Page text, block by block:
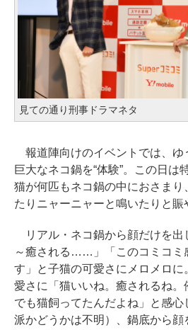
見ての通り刑事ドラマネタ
報道陣向けのイベントでは、ゆ
巨大なネコ鍋を“体験”。この日は
猫が何匹もネコ鍋の中におさまり
たりニャーニャーと鳴いたりと賑
リアル・ネコ鍋から顔だけを出
～癒される……」「このコミコミ
す」と子猫の可愛さにメロメロに
愛さに「猫いいね。癒されるね。
でも猫飼ってたんだよね」と感
派かどうかは不明）、鍋底から顔